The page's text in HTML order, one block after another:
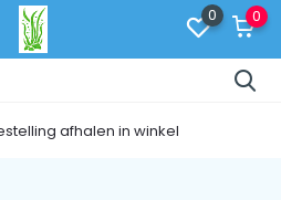
0 0
afhalen in winkel